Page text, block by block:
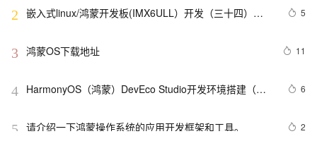
2 嵌入式linux/鸿蒙开发板(IMX6ULL）开发（三十四）
5
3 鸿蒙OS下载地址 11
4 HarmonyOS（鸿蒙）DevEco Studio开发环境搭建（从
飞的猪猪侠）
6
5 请介绍一下鸿蒙操作系统的应用开发框架和工具。 2